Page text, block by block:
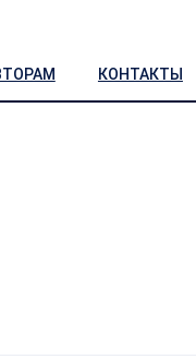
КОНТАКТЫ